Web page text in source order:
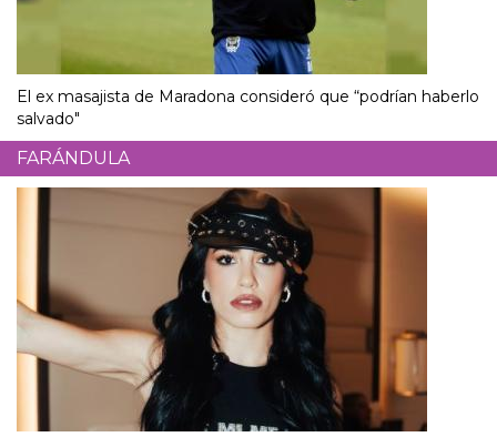
El ex masajista de Maradona consideró que “podrían haberlo
salvado"
FARÁNDULA